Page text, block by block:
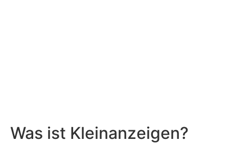
Was ist Kleinanzeigen?